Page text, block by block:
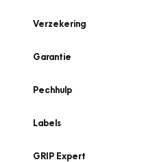
Verzekering
Garantie
Pechhulp
Labels
GRIP Expert